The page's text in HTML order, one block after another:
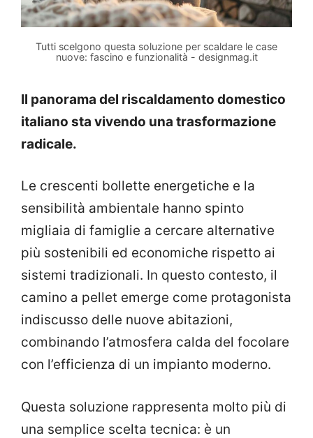
Tutti scelgono questa soluzione per scaldare le case
nuove: fascino e funzionalità - designmag.it
Il panorama del riscaldamento domestico
italiano sta vivendo una trasformazione
radicale.
Le crescenti bollette energetiche e la
sensibilità ambientale hanno spinto
migliaia di famiglie a cercare alternative
più sostenibili ed economiche rispetto ai
sistemi tradizionali. In questo contesto, il
camino a pellet emerge come protagonista
indiscusso delle nuove abitazioni,
combinando l’atmosfera calda del focolare
con l’efficienza di un impianto moderno.
Questa soluzione rappresenta molto più di
una semplice scelta tecnica: è un